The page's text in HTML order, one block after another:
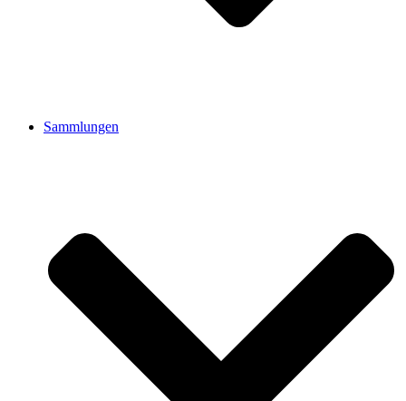
Sammlungen